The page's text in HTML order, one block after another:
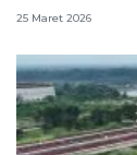
25 Maret 2026